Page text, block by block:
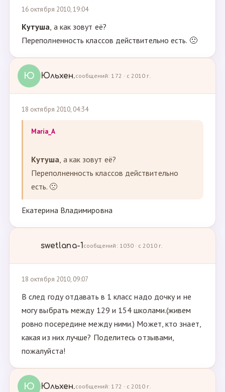
16 октября 2010, 19:04
Кутуша, а как зовут её?
Переполненность классов действительно есть. 🙁
Ю Юльхен.сообщений: 172 · с 2010 г.
18 октября 2010, 04:34
Maria_A
Кутуша, а как зовут её?
Переполненность классов действительно
есть. 🙁
Екатерина Владимировна
swetlana-1сообщений: 1030 · с 2010 г.
18 октября 2010, 09:07
В след году отдавать в 1 класс надо дочку и не
могу выбрать между 129 и 154 школами.(живем
ровно посередине между ними.) Может, кто знает,
какая из них лучше? Поделитесь отзывами,
пожалуйста!
Ю Юльхен.сообщений: 172 · с 2010 г.